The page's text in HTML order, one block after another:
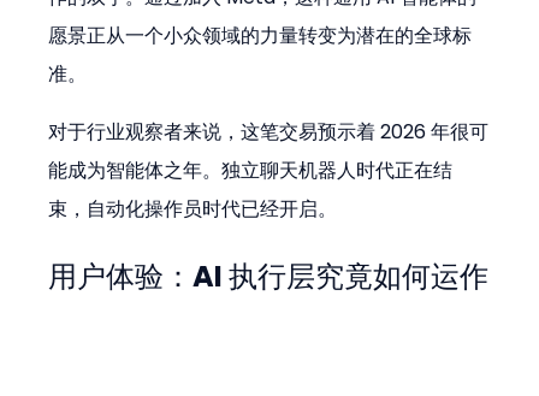
愿景正从一个小众领域的力量转变为潜在的全球标
准。
对于行业观察者来说，这笔交易预示着 2026 年很可
能成为智能体之年。独立聊天机器人时代正在结
束，自动化操作员时代已经开启。
用户体验：AI 执行层究竟如何运作